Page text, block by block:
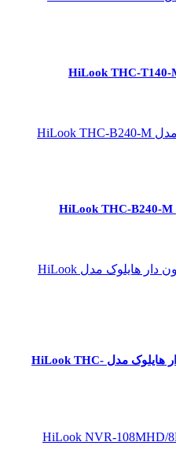
دوربین مداربسته بولت میکروفون دار هایلوک مدل HiLook THC-